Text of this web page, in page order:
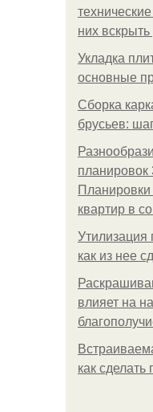
них
Укладка
основные
Сборка
брусьев:
планировок
квартир в
Утилизация
как из нее
влияет на
как